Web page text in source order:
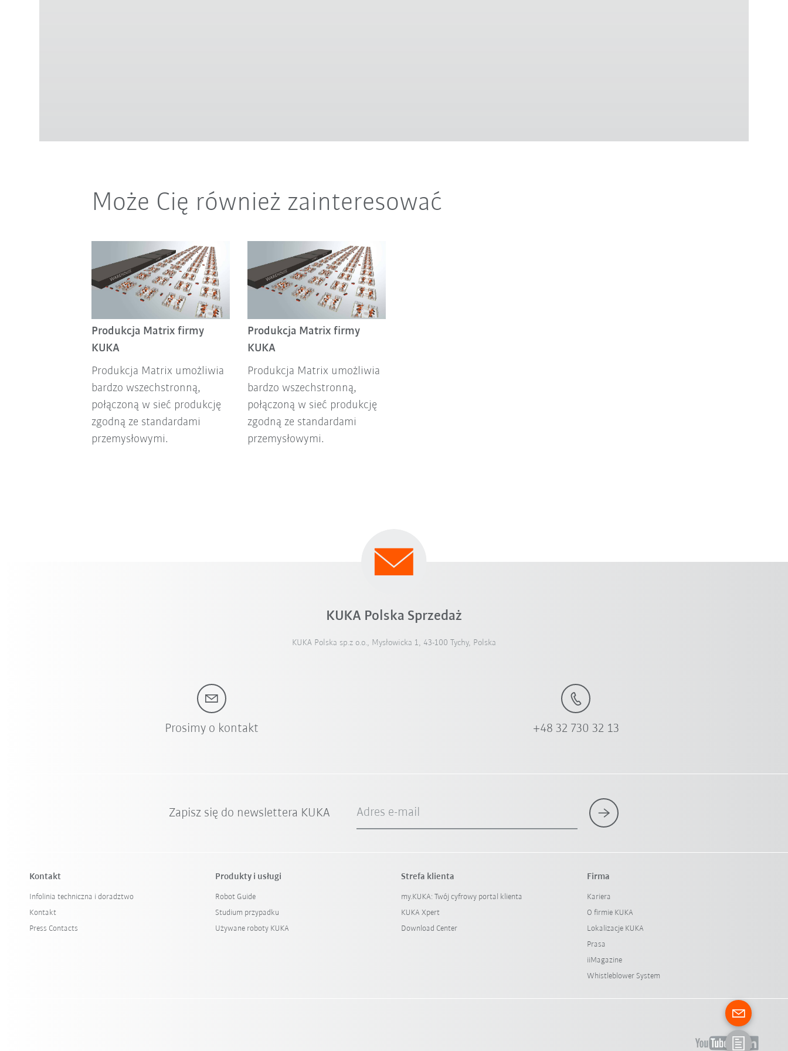
Może Cię również zainteresować
Produkcja Matrix firmy
KUKA
Produkcja Matrix umożliwia
bardzo wszechstronną,
połączoną w sieć produkcję
zgodną ze standardami
przemysłowymi.
Produkcja Matrix firmy
KUKA
Produkcja Matrix umożliwia
bardzo wszechstronną,
połączoną w sieć produkcję
zgodną ze standardami
przemysłowymi.
KUKA Polska Sprzedaż
KUKA Polska sp.z o.o., Mysłowicka 1, 43-100 Tychy, Polska
Prosimy o kontakt +48 32 730 32 13
Zapisz się do newslettera KUKA Adres e-mail
Kontakt
Infolinia techniczna i doradztwo
Kontakt
Press Contacts
Produkty i usługi
Robot Guide
Studium przypadku
Używane roboty KUKA
Strefa klienta
my.KUKA: Twój cyfrowy portal klienta
KUKA Xpert
Download Center
Firma
Kariera
O firmie KUKA
Lokalizacje KUKA
Prasa
iiMagazine
Whistleblower System